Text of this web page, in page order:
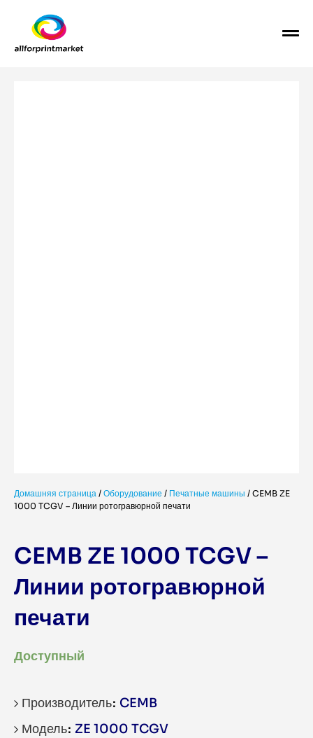
Домашняя страница / Оборудование / Печатные машины / CEMB ZE
1000 TCGV – Линии ротогравюрной печати
CEMB ZE 1000 TCGV –
Линии ротогравюрной
печати
Доступный
Производитель CEMB
Модель ZE 1000 TCGV